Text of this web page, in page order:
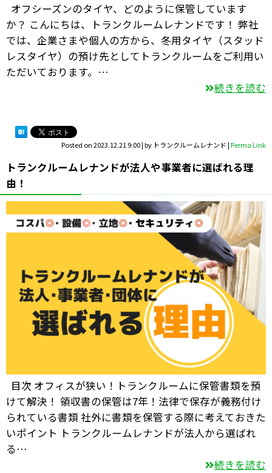
オフシーズンのタイヤ、どのように保管しています
か？ こんにちは、トランクルームレナンドです！ 弊社
では、企業さまや個人の方から、冬用タイヤ（スタッド
レスタイヤ）の預け先としてトランクルームをご利用い
ただいております。…
続きを読む
Posted on2023.12.21 9:00|by トランクルームレナンド|Perma Link
トランクルームレナンドが法人や事業者に選ばれる理
由！
目次 オフィスが狭い！トランクルームに保管書類を預
けて解決！ 領収書の保管は7年！法律で保存が義務付け
られている書類 社外に書類を保管する際に考えておきた
いポイント トランクルームレナンドが法人から選ばれ
る…
続きを読む